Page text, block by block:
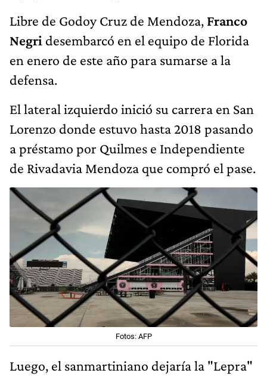
Libre de Godoy Cruz de Mendoza, Franco
Negri desembarcó en el equipo de Florida
en enero de este año para sumarse a la
defensa.
El lateral izquierdo inició su carrera en San
Lorenzo donde estuvo hasta 2018 pasando
a préstamo por Quilmes e Independiente
de Rivadavia Mendoza que compró el pase.
Fotos: AFP
Luego, el sanmartiniano dejaría la "Lepra"